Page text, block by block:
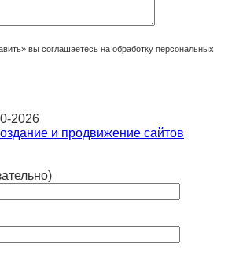
вы соглашаетесь на обработку персональных
2026
и продвижение сайтов